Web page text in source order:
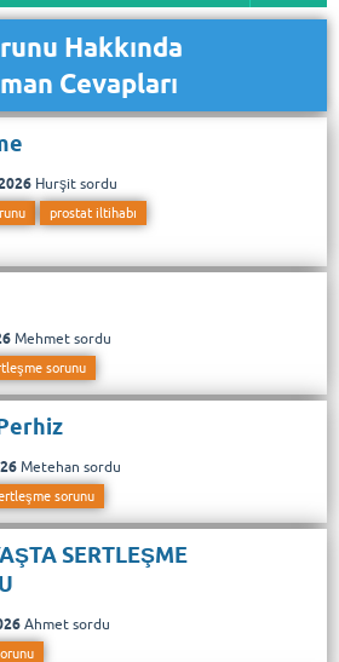
Hakkında
Cevapları
Hurşit sordu
prostat iltihabı
Mehmet sordu
sorunu
Metehan sordu
sorunu
SERTLEŞME
Ahmet sordu